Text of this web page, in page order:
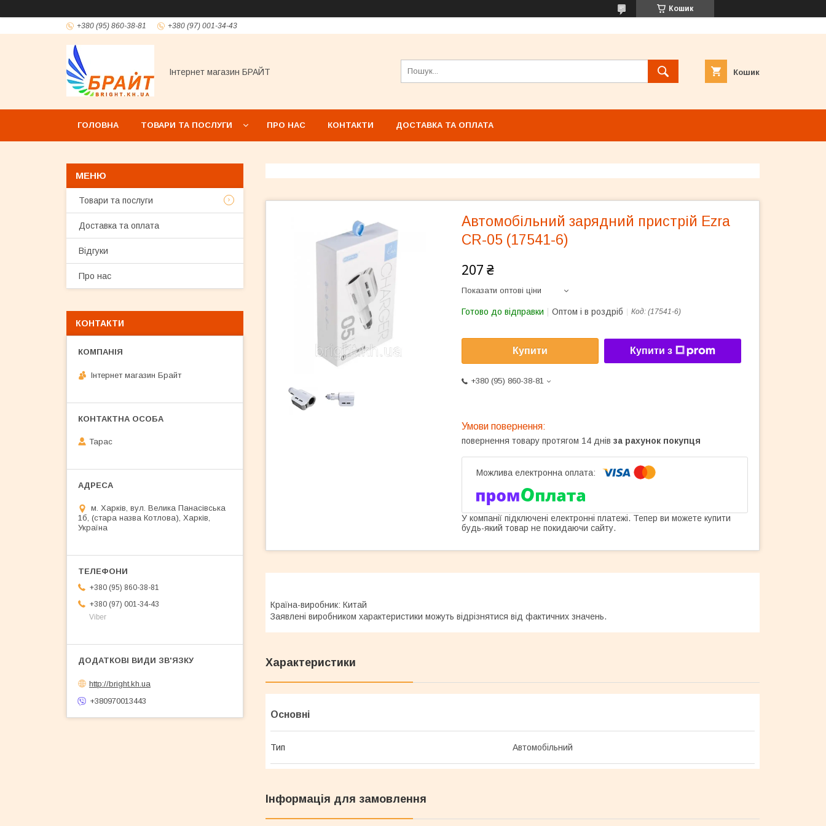
Кошик
+380 (95) 860-38-81 +380 (97) 001-34-43
Інтернет магазин БРАЙТ Кошик
ГОЛОВНА ТОВАРИ ТА ПОСЛУГИ ПРО НАС КОНТАКТИ ДОСТАВКА ТА ОПЛАТА
Автомобільний зарядний пристрій Ezra
CR-05 (17541-6)
207 ₴
Показати оптові ціни
Готово до відправки Оптом і в роздріб Код: (17541-6)
Купити Купити з
+380 (95) 860-38-81
повернення товару протягом 14 днів за рахунок покупця
У компанії підключені електронні платежі. Тепер ви можете купити
будь-який товар не покидаючи сайту.
Країна-виробник: Китай
Заявлені виробником характеристики можуть відрізнятися від фактичних значень.
Характеристики
Основні
Тип Автомобільний
Інформація для замовлення
Товари та послуги
Доставка та оплата
Відгуки
Про нас
КОНТАКТИ
Інтернет магазин Брайт
Тарас
м. Харків, вул. Велика Панасівська
1б, (стара назва Котлова), Харків,
Україна
+380 (95) 860-38-81
+380 (97) 001-34-43
Viber
http://bright.kh.ua
+380970013443